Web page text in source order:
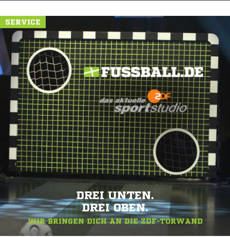
SERVICE
DREI UNTEN.
DREI OBEN.
WIR BRINGEN DICH AN DIE ZDF-TORWAND